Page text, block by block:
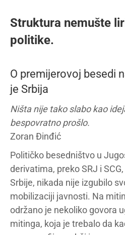
Struktura nemušte
politike.
O premijerovoj besedi
je Srbija
Ništa nije tako slabo kao
bespovratno prošlo.
Zoran Đinđić
Političko besedništvo u
derivatima, preko SRJ i
Srbije, nikada nije izgubilo
mobilizaciji javnosti. Na
održano je nekoliko govora
mitinga, koja je trebalo da